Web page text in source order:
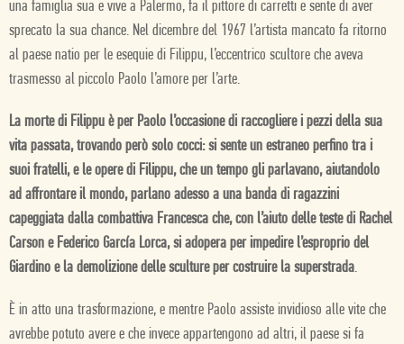
una famiglia sua e vive a Palermo, fa il pittore di carretti e sente di aver
sprecato la sua chance. Nel dicembre del 1967 l’artista mancato fa ritorno
al paese natio per le esequie di Filippu, l’eccentrico scultore che aveva
trasmesso al piccolo Paolo l’amore per l’arte.
La morte di Filippu è per Paolo l’occasione di raccogliere i pezzi della sua
vita passata, trovando però solo cocci: si sente un estraneo perfino tra i
suoi fratelli, e le opere di Filippu, che un tempo gli parlavano, aiutandolo
ad affrontare il mondo, parlano adesso a una banda di ragazzini
capeggiata dalla combattiva Francesca che, con l’aiuto delle teste di Rachel
Carson e Federico García Lorca, si adopera per impedire l’esproprio del
Giardino e la demolizione delle sculture per costruire la superstrada.
È in atto una trasformazione, e mentre Paolo assiste invidioso alle vite che
avrebbe potuto avere e che invece appartengono ad altri, il paese si fa